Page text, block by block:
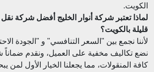
الكويت.
لماذا تعتبر شركة أنوار الخليج أفضل شركة
قليلة بالكويت؟
لأننا نجمع بين "السعر التنافسي" و "الجودة
نضع تكاليف مخفية على العميل، ونقدم ضماناً
كافة المنقولات، مما يجعلنا الخيار الأول لمن